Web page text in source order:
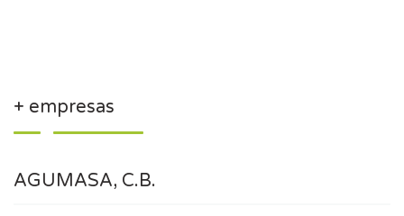
+ empresas
AGUMASA, C.B.